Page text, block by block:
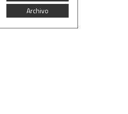
Archivo